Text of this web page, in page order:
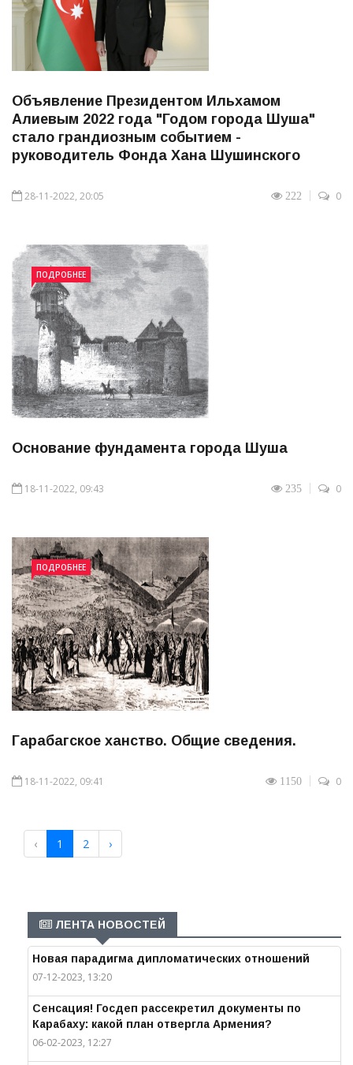
Объявление Президентом Ильхамом
Алиевым 2022 года "Годом города Шуша"
стало грандиозным событием -
руководитель Фонда Хана Шушинского
28-11-2022, 20:05 222 0
ПОДРОБНЕЕ
Основание фундамента города Шуша
18-11-2022, 09:43 235 0
ПОДРОБНЕЕ
Гарабагское ханство. Общие сведения.
18-11-2022, 09:41 1150 0
‹ 1 2 ›
ЛЕНТА НОВОСТЕЙ
Новая парадигма дипломатических отношений
07-12-2023, 13:20
Сенсация! Госдеп рассекретил документы по
Карабаху: какой план отвергла Армения?
06-02-2023, 12:27